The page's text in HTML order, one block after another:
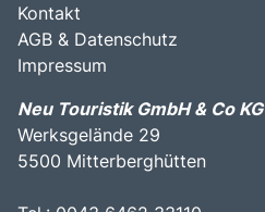
Kontakt
AGB & Datenschutz
Impressum
Neu Touristik GmbH & Co KG
Werksgelände 29
5500 Mitterberghütten